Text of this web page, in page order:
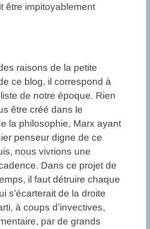
être impitoyablement
raisons de la petite
ce blog, il correspond à
de notre époque. Rien
être créé dans le
la philosophie, Marx ayant
penseur digne de ce
nous vivrions une
Dans ce projet de
il faut détruire chaque
s’écarterait de la droite
à coups d’invectives,
par de grands